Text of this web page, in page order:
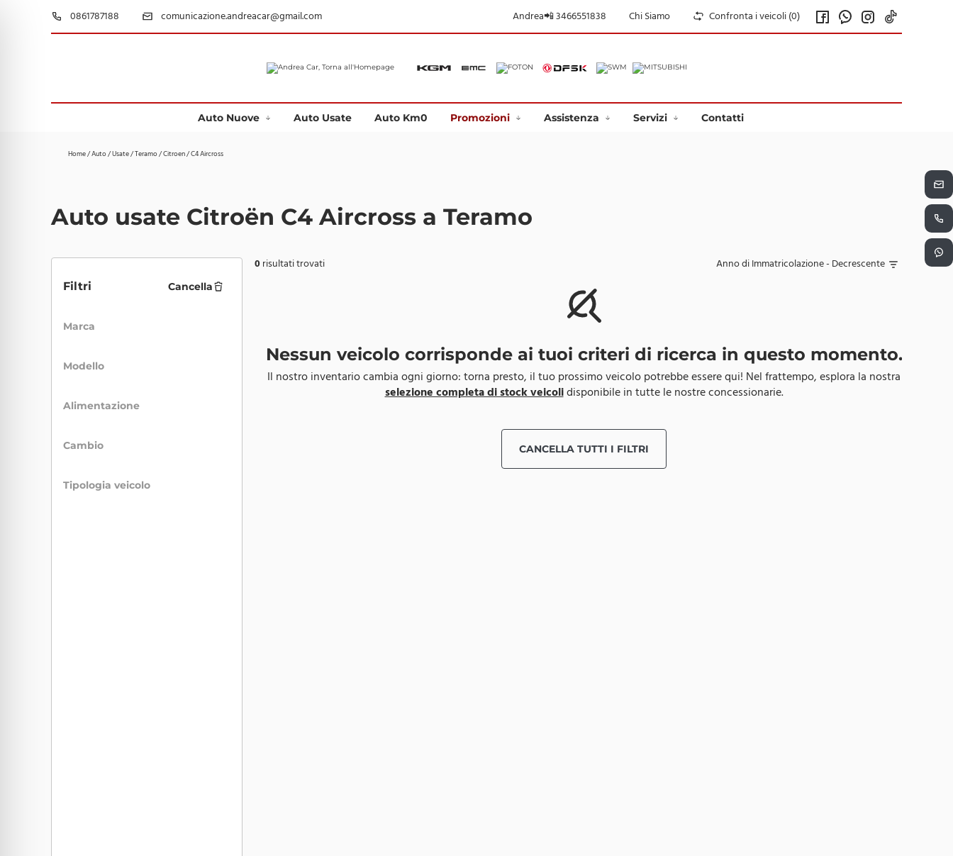
0861787188 comunicazione.andreacar@gmail.com Andrea📲 3466551838 Chi Siamo Confronta i veicoli (0)
Auto Nuove Auto Usate Auto Km0 Promozioni Assistenza Servizi Contatti
Home/Auto/Usate/Teramo/Citroen/C4 Aircross
Auto usate Citroën C4 Aircross a Teramo
Filtri Cancella
Marca
Modello
Alimentazione
Cambio
Tipologia veicolo
0risultati trovati
Nessun veicolo corrisponde ai tuoi criteri di ricerca in questo momento.
Il nostro inventario cambia ogni giorno: torna presto, il tuo prossimo veicolo potrebbe essere qui! Nel frattempo, esplora la nostra
selezione completa di stock veicolidisponibile in tutte le nostre concessionarie.
CANCELLA TUTTI I FILTRI